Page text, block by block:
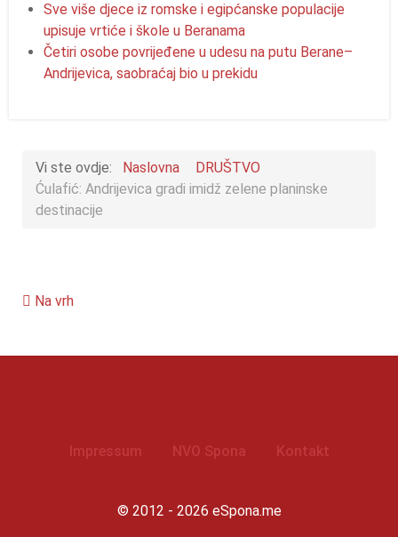
Sve više djece iz romske i egipćanske populacije
upisuje vrtiće i škole u Beranama
Četiri osobe povrijeđene u udesu na putu Berane–
Andrijevica, saobraćaj bio u prekidu
Vi ste ovdje: Naslovna
DRUŠTVO
Ćulafić: Andrijevica gradi imidž zelene planinske
destinacije
Na vrh
Impressum NVO Spona Kontakt
© 2012 - 2026 eSpona.me